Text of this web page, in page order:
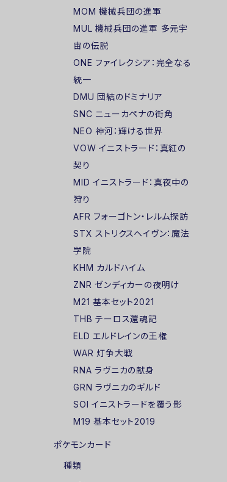
MOM 機械兵団の進軍
MUL 機械兵団の進軍 多元宇
宙の伝説
ONE ファイレクシア：完全なる
統一
DMU 団結のドミナリア
SNC ニューカペナの街角
NEO 神河：輝ける世界
VOW イニストラード：真紅の
契り
MID イニストラード：真夜中の
狩り
AFR フォーゴトン・レルム探訪
STX ストリクスヘイヴン：魔法
学院
KHM カルドハイム
ZNR ゼンディカーの夜明け
M21 基本セット2021
THB テーロス還魂記
ELD エルドレインの王権
WAR 灯争大戦
RNA ラヴニカの献身
GRN ラヴニカのギルド
SOI イニストラードを覆う影
M19 基本セット2019
ポケモンカード
種類